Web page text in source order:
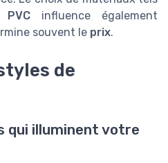
PVCinfluence également
souvent le prix.
de
qui illuminent votre